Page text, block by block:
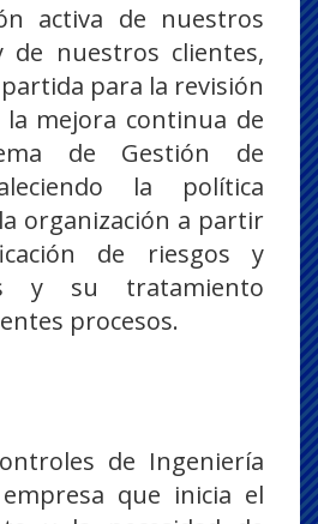
activa de nuestros
de nuestros clientes,
para la revisión
mejora continua de
de Gestión de
la política
organización a partir
de riesgos y
y su tratamiento
procesos.
de Ingeniería
que inicia el